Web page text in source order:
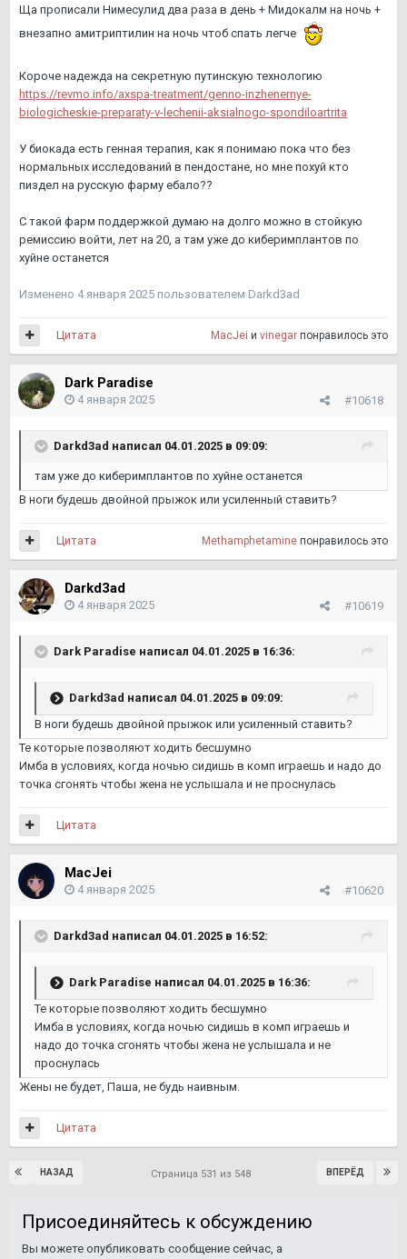
Ща прописали Нимесулид два раза в день + Мидокалм на ночь +
внезапно амитриптилин на ночь чтоб спать легче
Короче надежда на секретную путинскую технологию
https://revmo.info/axspa-treatment/genno-inzhenernye-
biologicheskie-preparaty-v-lechenii-aksialnogo-spondiloartrita
У биокада есть генная терапия, как я понимаю пока что без
нормальных исследований в пендостане, но мне похуй кто
пиздел на русскую фарму ебало??
С такой фарм поддержкой думаю на долго можно в стойкую
ремиссию войти, лет на 20, а там уже до киберимплантов по
хуйне останется
Изменено 4 января 2025 пользователем Darkd3ad
MacJei и vinegar понравилось это
Цитата
Dark Paradise
#10618
4 января 2025
Darkd3ad написал 04.01.2025 в 09:09:
там уже до киберимплантов по хуйне останется
В ноги будешь двойной прыжок или усиленный ставить?
Methamphetamine понравилось это
Цитата
Darkd3ad
#10619
4 января 2025
Dark Paradise написал 04.01.2025 в 16:36:
Darkd3ad написал 04.01.2025 в 09:09:
В ноги будешь двойной прыжок или усиленный ставить?
Те которые позволяют ходить бесшумно
Имба в условиях, когда ночью сидишь в комп играешь и надо до
точка сгонять чтобы жена не услышала и не проснулась
Цитата
MacJei
#10620
4 января 2025
Darkd3ad написал 04.01.2025 в 16:52:
Dark Paradise написал 04.01.2025 в 16:36:
Те которые позволяют ходить бесшумно
Имба в условиях, когда ночью сидишь в комп играешь и
надо до точка сгонять чтобы жена не услышала и не
проснулась
Жены не будет, Паша, не будь наивным.
Цитата
НАЗАД ВПЕРЁД
Страница 531 из 548
Присоединяйтесь к обсуждению
Вы можете опубликовать сообщение сейчас, а